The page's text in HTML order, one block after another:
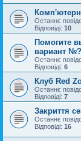
Останнє
Відповіді: 10
Помогите
вариант №?
Останнє
Відповіді: 6
Клуб Red
Останнє
Відповіді: 7
Закриття
Останнє
Відповіді: 16